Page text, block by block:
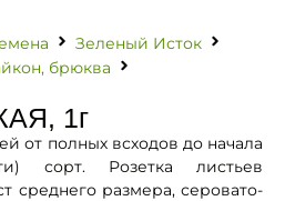
Зеленый Исток
брюква
1г
от полных всходов до начала
сорт. Розетка листьев
среднего размера, серовато-